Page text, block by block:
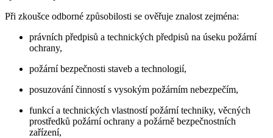
Při zkoušce odborné způsobilosti se ověřuje znalost zejména:
právních předpisů a technických předpisů na úseku požární
ochrany,
požární bezpečnosti staveb a technologií,
posuzování činností s vysokým požárním nebezpečím,
funkcí a technických vlastností požární techniky, věcných
prostředků požární ochrany a požárně bezpečnostních
zařízení,